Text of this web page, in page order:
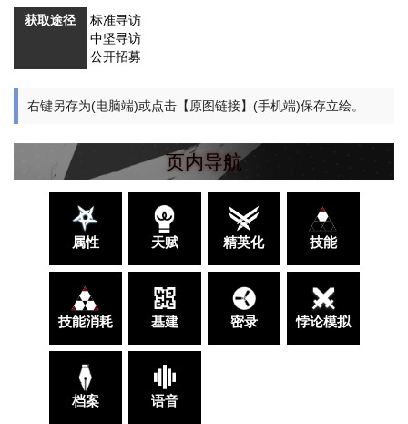
获取途径
标准寻访
中坚寻访
公开招募
右键另存为(电脑端)或点击【原图链接】(手机端)保存立绘。
页内导航
属性 天赋 精英化 技能
技能消耗 基建 密录 悖论模拟
档案 语音